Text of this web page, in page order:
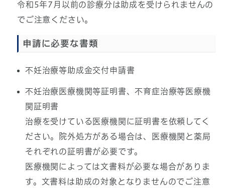
令和5年7月以前の診療分は助成を受けられませんの
でご注意ください。
申請に必要な書類
不妊治療等助成金交付申請書
不妊治療医療機関等証明書、不育症治療等医療機
関証明書
治療を受けている医療機関に証明書を依頼してく
ださい。院外処方がある場合は、医療機関と薬局
それぞれの証明書が必要です。
医療機関によっては文書料が必要な場合がありま
す。文書料は助成の対象となりませんのでご注意